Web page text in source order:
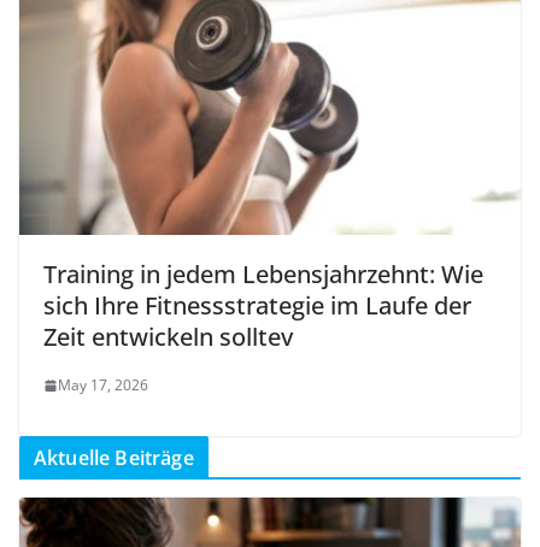
Training in jedem Lebensjahrzehnt: Wie
sich Ihre Fitnessstrategie im Laufe der
Zeit entwickeln solltev
May 17, 2026
Aktuelle Beiträge